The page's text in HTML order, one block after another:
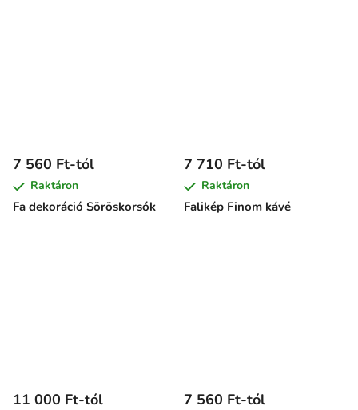
Fa dekoráció Söröskorsók
7 560 Ft-tól
Raktáron
Falikép Finom kávé
7 710 Ft-tól
Raktáron
11 000 Ft-tól 7 560 Ft-tól